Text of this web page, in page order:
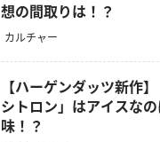
想の間取りは！？
カルチャー
【ハーゲンダッツ新作
シトロン」はアイスな
味！？